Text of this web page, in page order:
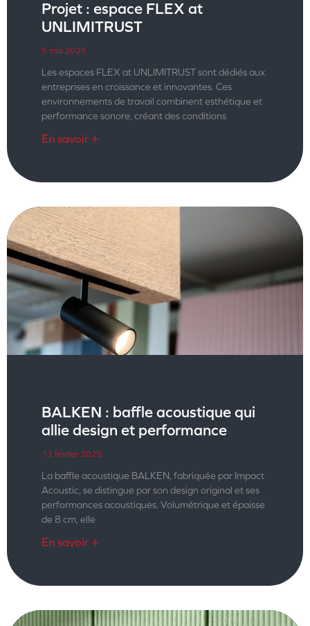
Projet : espace FLEX at
UNLIMITRUST
5 mai 2025
Les espaces FLEX at UNLIMITRUST sont dédiés aux
entreprises en croissance et innovantes. Ces
environnements de travail combinent esthétique et
performance sonore, créant des conditions
En savoir +
BALKEN : baffle acoustique qui
allie design et performance
13 février 2025
La baffle acoustique BALKEN, fabriquée par Impact
Acoustic, se distingue par son design original et ses
performances acoustiques. Volumétrique et épaisse
de 8 cm, elle
En savoir +